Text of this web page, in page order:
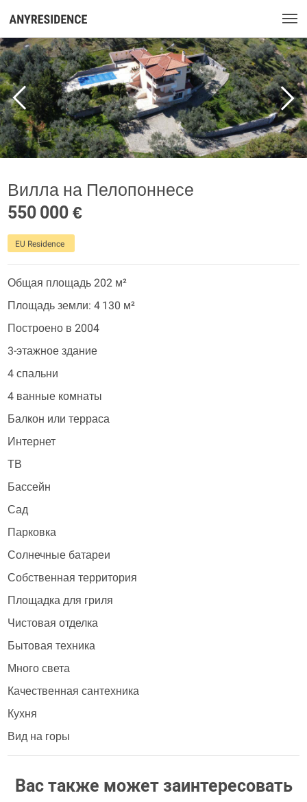
Вилла на Пелопоннесе
550 000 €
EU Residence
Общая площадь 202 м²
Площадь земли: 4 130 м²
Построено в 2004
3-этажное здание
4 спальни
4 ванные комнаты
Балкон или терраса
Интернет
ТВ
Бассейн
Сад
Парковка
Солнечные батареи
Собственная территория
Площадка для гриля
Чистовая отделка
Бытовая техника
Много света
Качественная сантехника
Кухня
Вид на горы
Вас также может заинтересовать